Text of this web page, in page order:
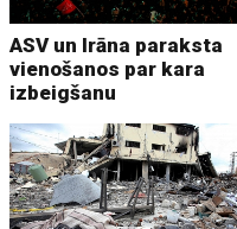
ASV un Irāna paraksta
vienošanos par kara
izbeigšanu